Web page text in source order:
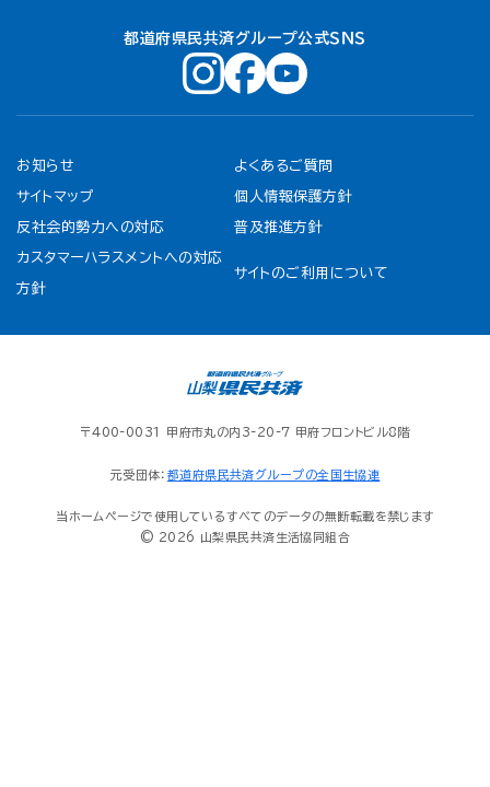
都道府県民共済グループ公式ＳＮＳ
お知らせ よくあるご質問
サイトマップ 個人情報保護方針
反社会的勢力への対応 普及推進方針
カスタマーハラスメントへの対応
方針
サイトのご利用について
〒400-0031 甲府市丸の内3-20-7 甲府フロントビル8階
元受団体： 都道府県民共済グループの全国生協連
当ホームページで使用しているすべてのデータの無断転載を禁じます
© 2026 山梨県民共済生活協同組合